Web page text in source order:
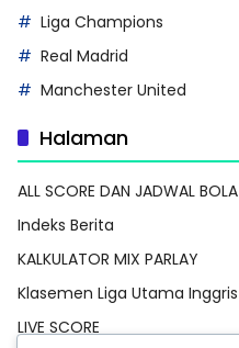
Liga Champions
Real Madrid
Manchester United
Halaman
ALL SCORE DAN JADWAL BOLA
Indeks Berita
KALKULATOR MIX PARLAY
Klasemen Liga Utama Inggris
LIVE SCORE